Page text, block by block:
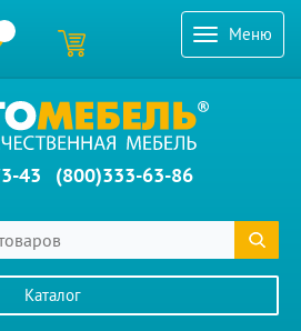
Меню
43 (800)333-63-86
Каталог